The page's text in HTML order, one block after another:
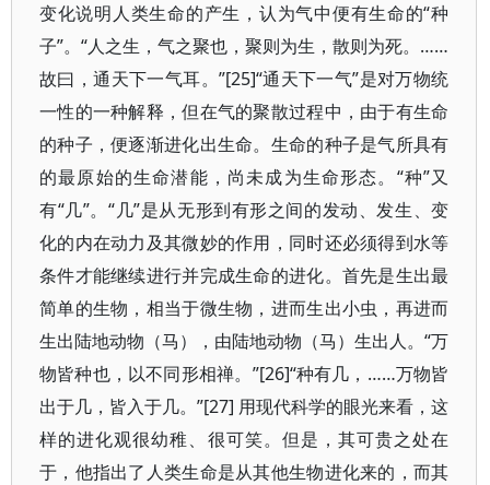
变化说明人类生命的产生，认为气中便有生命的“种
子”。“人之生，气之聚也，聚则为生，散则为死。……
故曰，通天下一气耳。”[25]“通天下一气”是对万物统
一性的一种解释，但在气的聚散过程中，由于有生命
的种子，便逐渐进化出生命。生命的种子是气所具有
的最原始的生命潜能，尚未成为生命形态。“种”又
有“几”。“几”是从无形到有形之间的发动、发生、变
化的内在动力及其微妙的作用，同时还必须得到水等
条件才能继续进行并完成生命的进化。首先是生出最
简单的生物，相当于微生物，进而生出小虫，再进而
生出陆地动物（马），由陆地动物（马）生出人。“万
物皆种也，以不同形相禅。”[26]“种有几，……万物皆
出于几，皆入于几。”[27] 用现代科学的眼光来看，这
样的进化观很幼稚、很可笑。但是，其可贵之处在
于，他指出了人类生命是从其他生物进化来的，而其